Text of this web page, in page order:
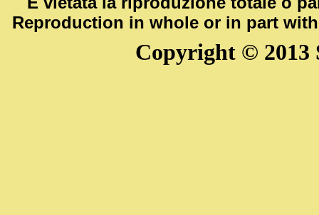
Reproduction in whole or in part
Copyright © 2013